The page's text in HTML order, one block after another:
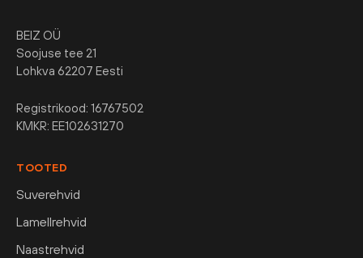
BEIZ OÜ
Soojuse tee 21
Lohkva 62207 Eesti
Registrikood: 16767502
KMKR: EE102631270
TOOTED
Suverehvid
Lamellrehvid
Naastrehvid